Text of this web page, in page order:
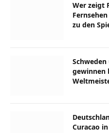
Wer zeigt
zu den
gewinnen
Curacao